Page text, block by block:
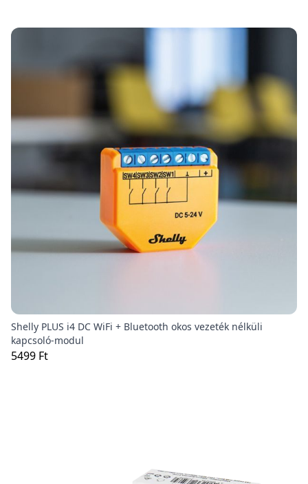
Shelly PLUS i4 DC WiFi + Bluetooth okos vezeték nélküli
kapcsoló-modul
5499 Ft